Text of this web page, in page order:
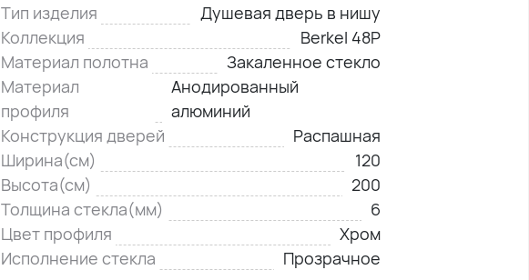
Тип изделия
Душевая дверь в нишу
Коллекция
Berkel 48P
Материал полотна
Закаленное стекло
Материал
профиля
Анодированный
алюминий
Конструкция дверей
Распашная
Ширина(см)
120
Высота(см)
200
Толщина стекла(мм)
6
Цвет профиля
Хром
Исполнение стекла
Прозрачное